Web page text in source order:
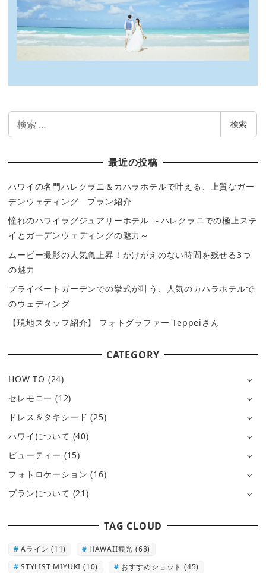
索
検索
最近の投稿
ハワイの名門ハレクラニ＆カハラホテルで叶える、上質なガー
デンウェディング プラン紹介
憧れのハワイラグジュアリーホテル ～ハレクラニでの極上ステ
イとガーデンウェディングの魅力～
ムービー撮影の人気急上昇！かけがえのない時間を残せる3つ
の魅力
プライベートガーデンでの挙式が叶う、人気のカハラホテルで
のウェディング
【現地スタッフ紹介】 フォトグラファー Teppeiさん
CATEGORY
HOW TO (24)
セレモニー (12)
ドレス＆タキシード (25)
ハワイについて (40)
ビューティー (15)
フォトロケーション (16)
プランについて (21)
TAG CLOUD
Aライン (11) HAWAII観光 (68)
STYLIST MIYUKI (10) おすすめショット (45)